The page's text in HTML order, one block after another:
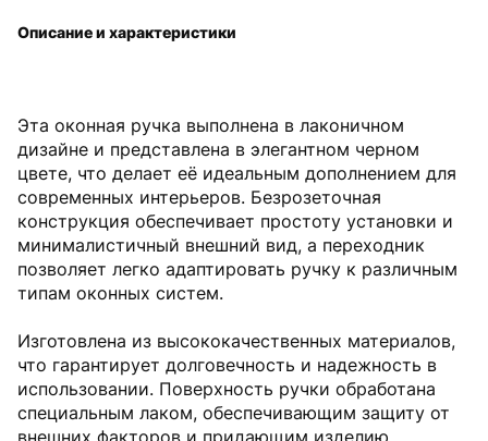
Эта оконная ручка выполнена в лаконичном
дизайне и представлена в элегантном черном
цвете, что делает её идеальным дополнением для
современных интерьеров. Безрозеточная
конструкция обеспечивает простоту установки и
минималистичный внешний вид, а переходник
позволяет легко адаптировать ручку к различным
типам оконных систем.
Изготовлена из высококачественных материалов,
что гарантирует долговечность и надежность в
использовании. Поверхность ручки обработана
специальным лаком, обеспечивающим защиту от
внешних факторов и придающим изделию
Описание и характеристики